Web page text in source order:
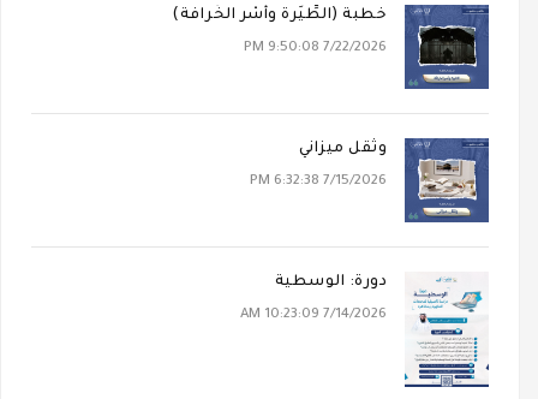
خطبة (الطِّيَرة وأَسْر الخُرافة)
7/22/2026 9:50:08 PM
وثقل ميزاني
7/15/2026 6:32:38 PM
دورة: الوسطية
7/14/2026 10:23:09 AM